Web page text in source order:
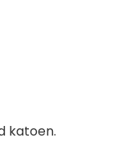
katoen.